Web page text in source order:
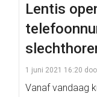
Lentis
1 juni 2021 16:20
Vanaf vandaag